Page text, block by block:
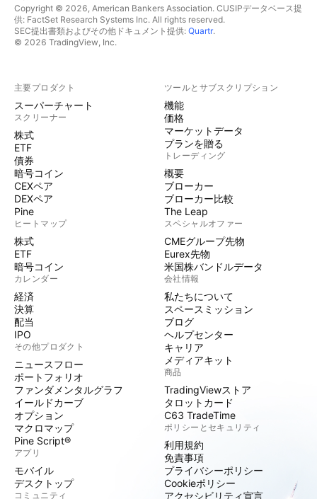
Copyright © 2026, American Bankers Association. CUSIPデータベース提
供: FactSet Research Systems Inc. All rights reserved.
SEC提出書類およびその他ドキュメント提供: Quartr.
© 2026 TradingView, Inc.
主要プロダクト
スーパーチャート
スクリーナー
株式
ETF
債券
暗号コイン
CEXペア
DEXペア
Pine
ヒートマップ
株式
ETF
暗号コイン
カレンダー
経済
決算
配当
IPO
その他プロダクト
ニュースフロー
ポートフォリオ
ファンダメンタルグラフ
イールドカーブ
オプション
マクロマップ
Pine Script®
アプリ
モバイル
デスクトップ
コミュニティ
ツールとサブスクリプション
機能
価格
マーケットデータ
プランを贈る
トレーディング
概要
ブローカー
ブローカー比較
The Leap
スペシャルオファー
CMEグループ先物
Eurex先物
米国株バンドルデータ
会社情報
私たちについて
スペースミッション
ブログ
ヘルプセンター
キャリア
メディアキット
商品
TradingViewストア
タロットカード
C63 TradeTime
ポリシーとセキュリティ
利用規約
免責事項
プライバシーポリシー
Cookieポリシー
アクセシビリティ宣言